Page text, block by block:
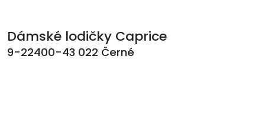
Dámské lodičky Caprice
9-22400-43 022 Černé